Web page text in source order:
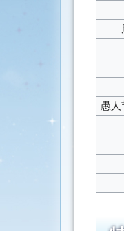
愚人